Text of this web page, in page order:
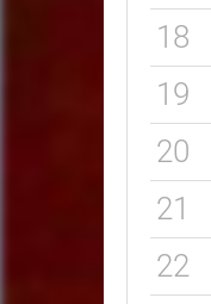
18
19
20
21
22